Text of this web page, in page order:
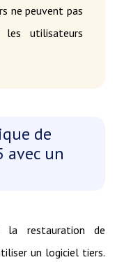
ne peuvent pas
les utilisateurs
de
avec un
la restauration de
un logiciel tiers.